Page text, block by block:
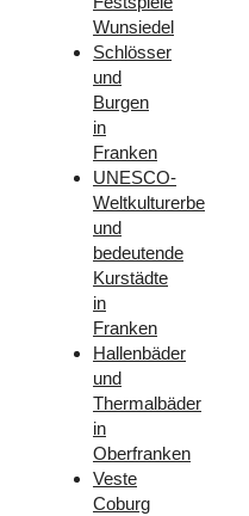
Wunsiedel
Schlösser
und
Burgen
in
Franken
UNESCO-
Weltkulturerbe
und
bedeutende
Kurstädte
in
Franken
Hallenbäder
und
Thermalbäder
in
Oberfranken
Veste
Coburg